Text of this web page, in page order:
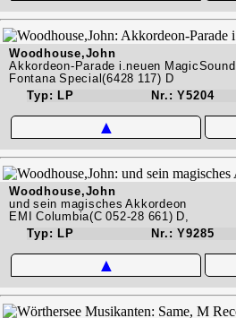
Woodhouse,John
Akkordeon-Parade i.neuen MagicSound
Fontana Special(6428 117) D
Typ: LP
Nr.: Y5204
▲
Woodhouse,John
und sein magisches Akkordeon
EMI Columbia(C 052-28 661) D,
Typ: LP
Nr.: Y9285
▲